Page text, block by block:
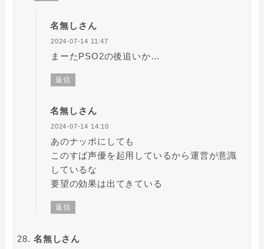
名無しさん
2024-07-14 11:47
まーたPSO2の後追いか…
返信
名無しさん
2024-07-14 14:10
あのナッポにしても
このすば声優を起用しているから運営が意識
しているな
要望の効果は出てきている
返信
名無しさん